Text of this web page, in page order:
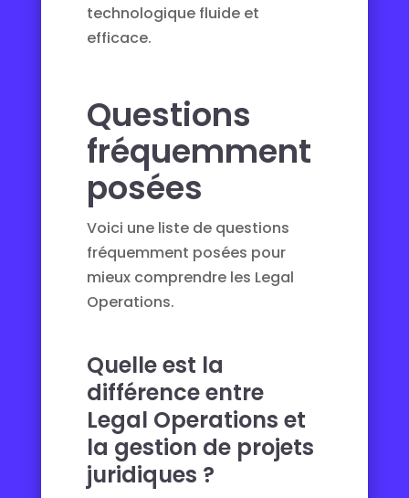
technologique fluide et
efficace.
Questions
fréquemment
posées
Voici une liste de questions
fréquemment posées pour
mieux comprendre les Legal
Operations.
Quelle est la
différence entre
Legal Operations et
la gestion de projets
juridiques ?